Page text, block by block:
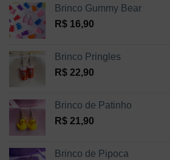
Brinco Gummy Bear
R$ 16,90
Brinco Pringles
R$ 22,90
Brinco de Patinho
R$ 21,90
Brinco de Pipoca